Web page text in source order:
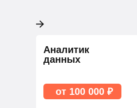
Аналитик
данных
от 100 000 ₽